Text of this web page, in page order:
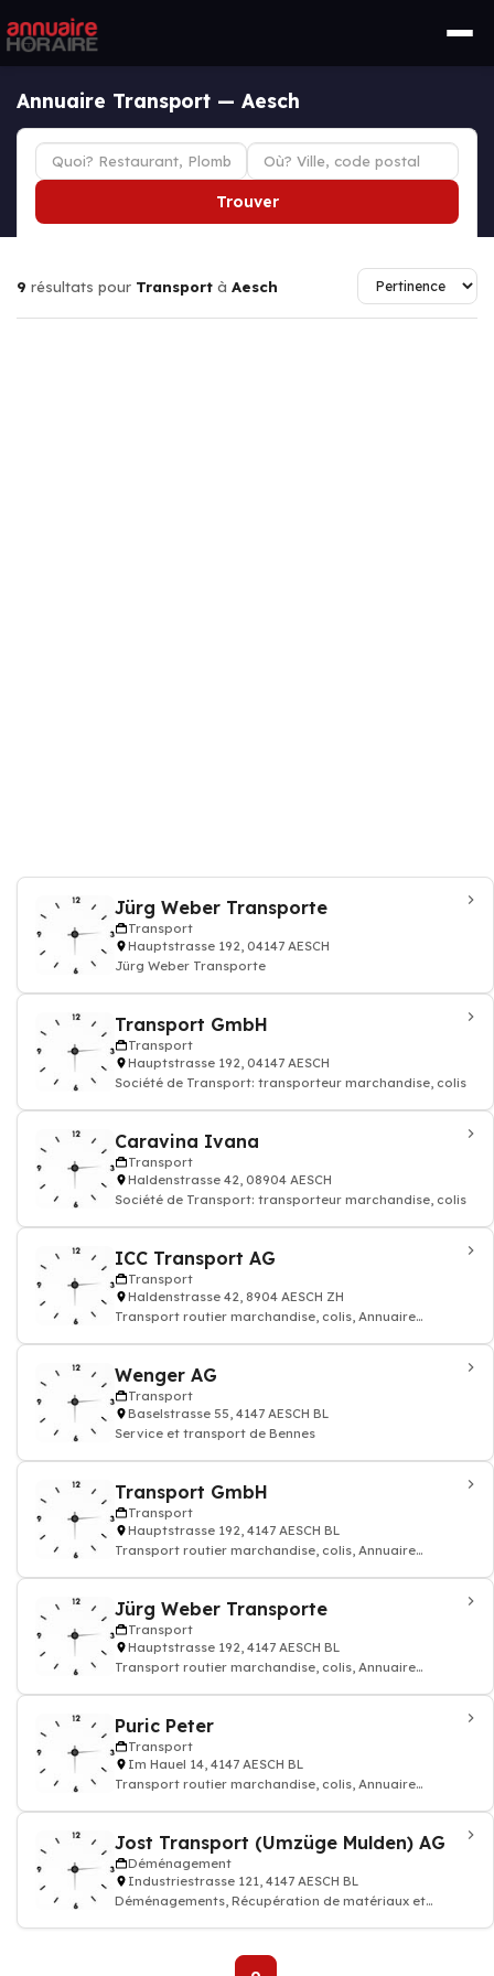
Annuaire Transport — Aesch
Trouver
9 résultats pour Transport à Aesch
Jürg Weber Transporte
Transport
Hauptstrasse 192, 04147 AESCH
Jürg Weber Transporte
Transport GmbH
Transport
Hauptstrasse 192, 04147 AESCH
Société de Transport: transporteur marchandise, colis
Caravina Ivana
Transport
Haldenstrasse 42, 08904 AESCH
Société de Transport: transporteur marchandise, colis
ICC Transport AG
Transport
Haldenstrasse 42, 8904 AESCH ZH
Transport routier marchandise, colis, Annuaire
Wenger AG
Transport
Baselstrasse 55, 4147 AESCH BL
Service et transport de Bennes
Transport GmbH
Transport
Hauptstrasse 192, 4147 AESCH BL
Transport routier marchandise, colis, Annuaire
Jürg Weber Transporte
Transport
Hauptstrasse 192, 4147 AESCH BL
Transport routier marchandise, colis, Annuaire
Puric Peter
Transport
Im Hauel 14, 4147 AESCH BL
Transport routier marchandise, colis, Annuaire
Jost Transport (Umzüge Mulden) AG
Déménagement
Industriestrasse 121, 4147 AESCH BL
Déménagements, Récupération de matériaux et